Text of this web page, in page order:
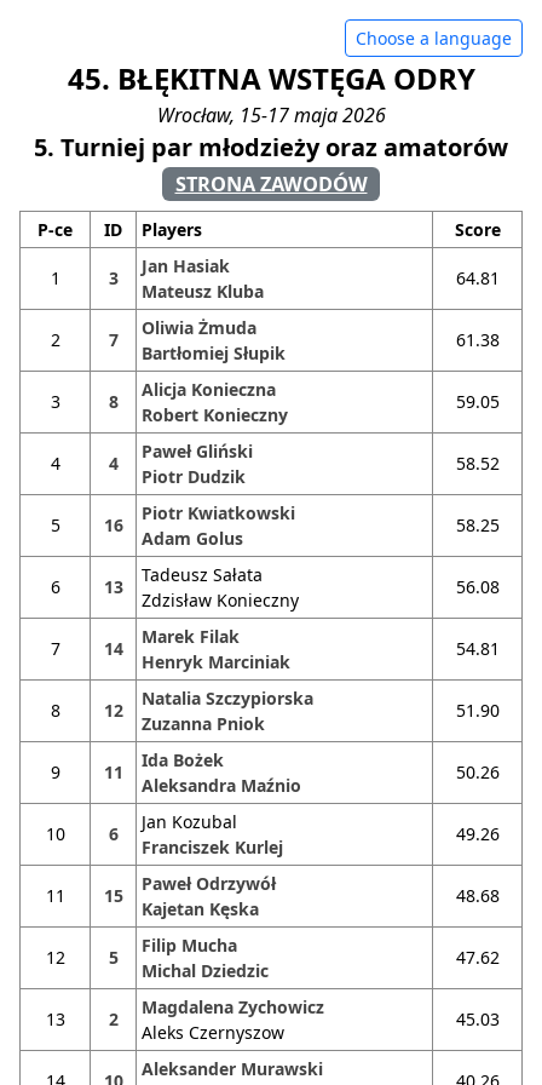
Choose a language
45. BŁĘKITNA WSTĘGA ODRY
Wrocław, 15-17 maja 2026
5. Turniej par młodzieży oraz amatorów
STRONA ZAWODÓW
P-ce ID Players Score
1 3
Jan Hasiak
Mateusz Kluba
64.81
2 7
Oliwia Żmuda
Bartłomiej Słupik
61.38
3 8
Alicja Konieczna
Robert Konieczny
59.05
4 4
Paweł Gliński
Piotr Dudzik
58.52
5 16
Piotr Kwiatkowski
Adam Golus
58.25
6 13
Tadeusz Sałata
Zdzisław Konieczny
56.08
7 14
Marek Filak
Henryk Marciniak
54.81
8 12
Natalia Szczypiorska
Zuzanna Pniok
51.90
9 11
Ida Bożek
Aleksandra Maźnio
50.26
10 6
Jan Kozubal
Franciszek Kurlej
49.26
11 15
Paweł Odrzywół
Kajetan Kęska
48.68
12 5
Filip Mucha
Michal Dziedzic
47.62
13 2
Magdalena Zychowicz
Aleks Czernyszow
45.03
Aleksander Murawski